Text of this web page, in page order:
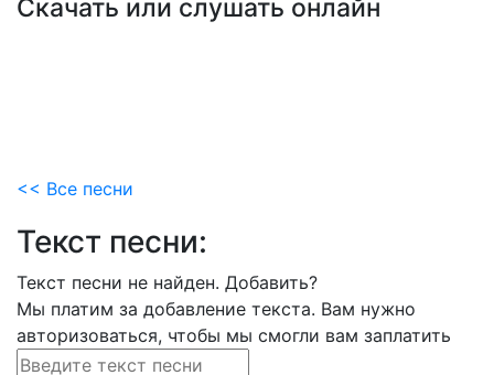
Скачать или слушать онлайн
<< Все песни
Текст песни:
Текст песни не найден. Добавить?
Мы платим за добавление текста. Вам нужно
авторизоваться, чтобы мы смогли вам заплатить